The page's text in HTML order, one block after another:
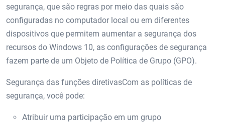
segurança, que são regras por meio das quais são
configuradas no computador local ou em diferentes
dispositivos que permitem aumentar a segurança dos
recursos do Windows 10, as configurações de segurança
fazem parte de um Objeto de Política de Grupo (GPO).
Segurança das funções diretivasCom as políticas de
segurança, você pode:
Atribuir uma participação em um grupo